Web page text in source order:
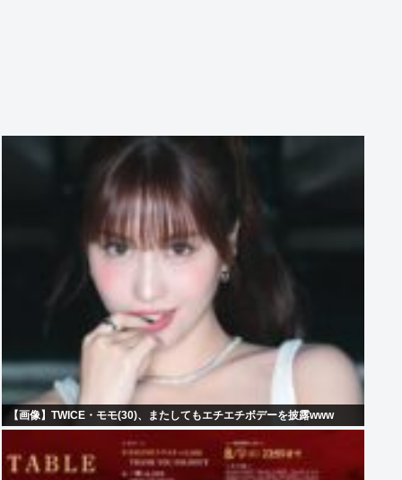
【画像】TWICE・モモ(30)、またしてもエチエチボデーを披露www